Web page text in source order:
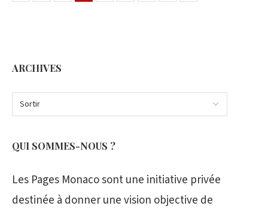
ARCHIVES
QUI SOMMES-NOUS ?
Les Pages Monaco sont une initiative privée
destinée à donner une vision objective de